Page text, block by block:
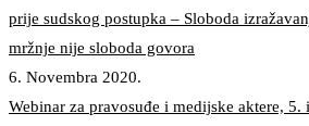
prije sudskog postupka – Sloboda
mržnje nije sloboda govora
6. Novembra 2020.
Webinar za pravosuđe i medijske aktere, 5.